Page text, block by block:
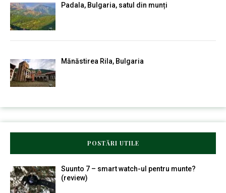
Padala, Bulgaria, satul din munți
Mănăstirea Rila, Bulgaria
POSTĂRI UTILE
Suunto 7 – smart watch-ul pentru munte?
(review)